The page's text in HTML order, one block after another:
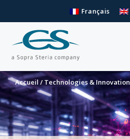
Français
Accueil / Technologies & Innovation